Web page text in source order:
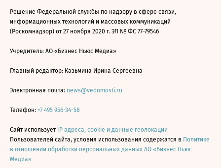
Решение Федеральной службы по надзору в сфере связи,
информационных технологий и массовых коммуникаций
(Роскомнадзор) от 27 ноября 2020 г. ЭЛ № ФС 77-79546
Учредитель: АО «Бизнес Ньюс Медиа»
Главный редактор: Казьмина Ирина Сергеевна
Электронная почта: news@vedomosti.ru
Телефон: +7 495 956-34-58
Сайт использует IP адреса, cookie и данные геолокации
Пользователей сайта, условия использования содержатся в Политике
в отношении обработки персональных данных АО «Бизнес Ньюс
Медиа»